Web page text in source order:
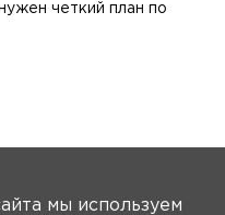
четкий план по
мы используем